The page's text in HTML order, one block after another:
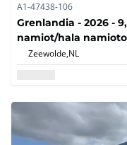
A1-47438-106
Grenlandia - 2026 -
namiot/hala
Zeewolde,NL